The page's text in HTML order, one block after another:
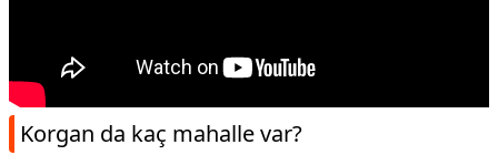
Korgan da kaç mahalle var?